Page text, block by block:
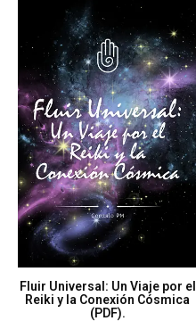
Fluir Universal: Un Viaje por el
Reiki y la Conexión Cósmica
(PDF).